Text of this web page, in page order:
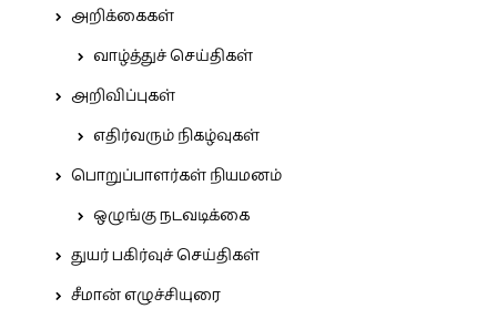
அறிக்கைகள்
வாழ்த்துச் செய்திகள்
அறிவிப்புகள்
எதிர்வரும் நிகழ்வுகள்
பொறுப்பாளர்கள் நியமனம்
ஒழுங்கு நடவடிக்கை
துயர் பகிர்வுச் செய்திகள்
சீமான் எழுச்சியுரை